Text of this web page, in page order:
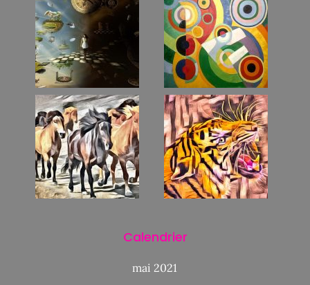
Calendrier
mai 2021